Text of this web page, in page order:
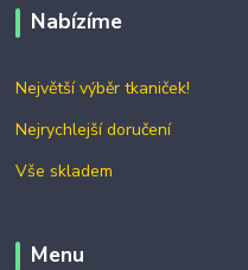
Nabízíme
Největší výběr tkaniček!
Nejrychlejší doručení
Vše skladem
Menu